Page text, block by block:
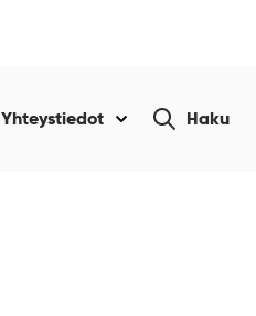
Yhteystiedot
Näytä
Etsi
Haku